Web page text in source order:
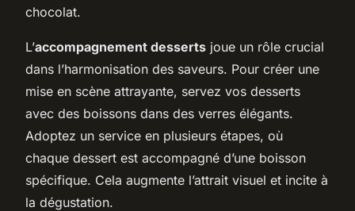
chocolat.
L’accompagnement desserts joue un rôle crucial
dans l’harmonisation des saveurs. Pour créer une
mise en scène attrayante, servez vos desserts
avec des boissons dans des verres élégants.
Adoptez un service en plusieurs étapes, où
chaque dessert est accompagné d’une boisson
spécifique. Cela augmente l’attrait visuel et incite à
la dégustation.